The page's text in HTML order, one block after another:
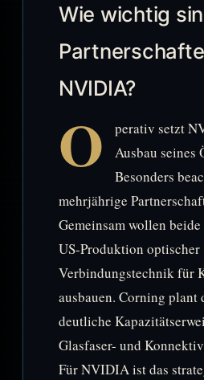
Wie wichtig
NVIDIA?
O
perativ setzt
Ausbau seines
Besonders
mehrjährige
Gemeinsam wollen
US-Produktion optischer
Verbindungstechnik für
ausbauen. Corning plant
deutliche
Glasfaser- und
Für NVIDIA ist das